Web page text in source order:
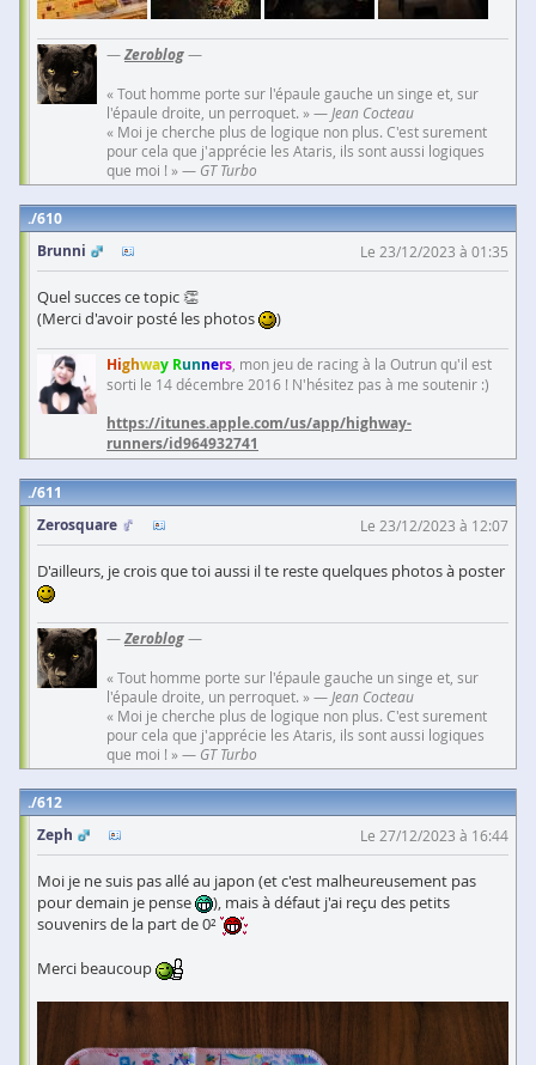
—Zeroblog—
« Tout homme porte sur l'épaule gauche un singe et, sur
l'épaule droite, un perroquet. » —Jean Cocteau
« Moi je cherche plus de logique non plus. C'est surement
pour cela que j'apprécie les Ataris, ils sont aussi logiques
que moi ! » — GT Turbo
610
Brunni
Le 23/12/2023 à 01:35
Quel succes ce topic 👏
(Merci d'avoir posté les photos
)
Highway Runners, mon jeu de racing à la Outrun qu'il est
sorti le 14 décembre 2016 ! N'hésitez pas à me soutenir :)
https://itunes.apple.com/us/app/highway-
runners/id964932741
611
Zerosquare
Le 23/12/2023 à 12:07
D'ailleurs, je crois que toi aussi il te reste quelques photos à poster
—Zeroblog—
« Tout homme porte sur l'épaule gauche un singe et, sur
l'épaule droite, un perroquet. » —Jean Cocteau
« Moi je cherche plus de logique non plus. C'est surement
pour cela que j'apprécie les Ataris, ils sont aussi logiques
que moi ! » — GT Turbo
612
Zeph
Le 27/12/2023 à 16:44
Moi je ne suis pas allé au japon (et c'est malheureusement pas
pour demain je pense
), mais à défaut j'ai reçu des petits
souvenirs de la part de 0²
Merci beaucoup